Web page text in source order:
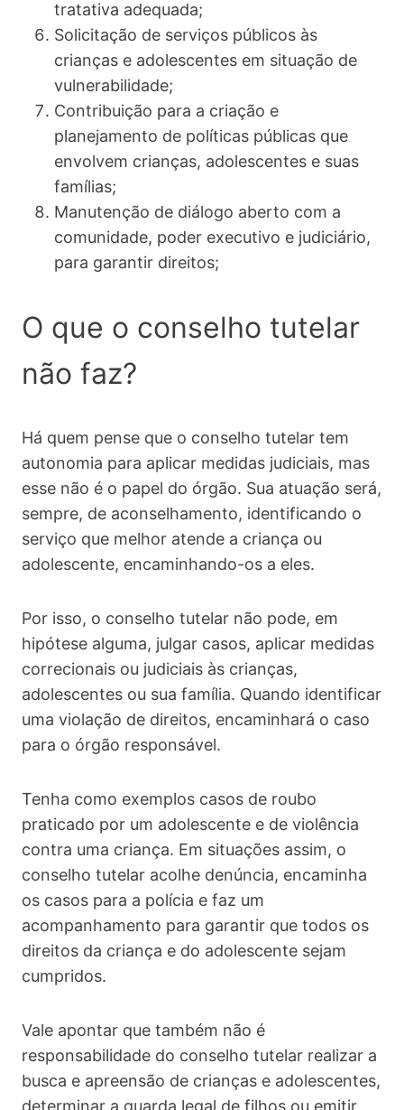
tratativa adequada;
Solicitação de serviços públicos às
crianças e adolescentes em situação de
vulnerabilidade;
Contribuição para a criação e
planejamento de políticas públicas que
envolvem crianças, adolescentes e suas
famílias;
Manutenção de diálogo aberto com a
comunidade, poder executivo e judiciário,
para garantir direitos;
O que o conselho tutelar
não faz?
Há quem pense que o conselho tutelar tem
autonomia para aplicar medidas judiciais, mas
esse não é o papel do órgão. Sua atuação será,
sempre, de aconselhamento, identificando o
serviço que melhor atende a criança ou
adolescente, encaminhando-os a eles.
Por isso, o conselho tutelar não pode, em
hipótese alguma, julgar casos, aplicar medidas
correcionais ou judiciais às crianças,
adolescentes ou sua família. Quando identificar
uma violação de direitos, encaminhará o caso
para o órgão responsável.
Tenha como exemplos casos de roubo
praticado por um adolescente e de violência
contra uma criança. Em situações assim, o
conselho tutelar acolhe denúncia, encaminha
os casos para a polícia e faz um
acompanhamento para garantir que todos os
direitos da criança e do adolescente sejam
cumpridos.
Vale apontar que também não é
responsabilidade do conselho tutelar realizar a
busca e apreensão de crianças e adolescentes,
determinar a guarda legal de filhos ou emitir